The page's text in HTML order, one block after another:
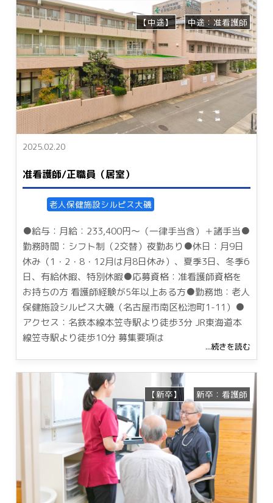
2025.02.20
准看護師/正職員（居室）
【中途】 中途：准看護師
老人保健施設シルピス大磯
●給与：月給：233,400円～（一律手当含）＋諸手当●
勤務時間：シフト制（2交替）夜勤あり●休日：月9日
休み（1・2・8・12月は月8日休み）、夏季3日、冬季6
日、有給休暇、特別休暇●応募資格：准看護師資格を
お持ちの方 看護師経験が5年以上ある方●勤務地：老人
保健施設シルピス大磯（名古屋市南区松池町1-11）●
アクセス：名鉄本線本笠寺駅より徒歩3分 JR東海道本
線笠寺駅より徒歩10分 募集要項は
...続きを読む
【新卒】 新卒：看護師